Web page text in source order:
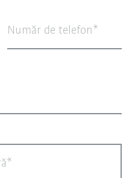
Număr de telefon